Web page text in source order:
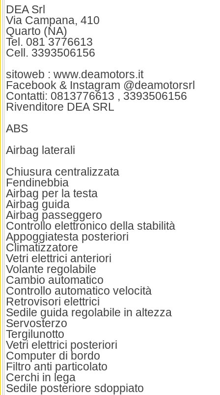
DEA Srl
Via Campana, 410
Quarto (NA)
Tel. 081 3776613
Cell. 3393506156
sitoweb : www.deamotors.it
Facebook & Instagram @deamotorsrl
Contatti: 0813776613 , 3393506156
Rivenditore DEA SRL
ABS
Airbag laterali
Chiusura centralizzata
Fendinebbia
Airbag per la testa
Airbag guida
Airbag passeggero
Controllo elettronico della stabilità
Appoggiatesta posteriori
Climatizzatore
Vetri elettrici anteriori
Volante regolabile
Cambio automatico
Controllo automatico velocità
Retrovisori elettrici
Sedile guida regolabile in altezza
Servosterzo
Tergilunotto
Vetri elettrici posteriori
Computer di bordo
Filtro anti particolato
Cerchi in lega
Sedile posteriore sdoppiato